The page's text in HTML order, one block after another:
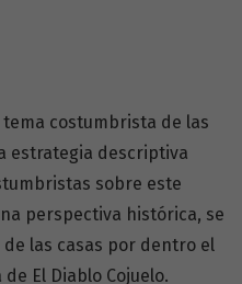
costumbrista de las
estrategia descriptiva
sobre este
perspectiva histórica, se
las casas por dentro el
El Diablo Cojuelo.